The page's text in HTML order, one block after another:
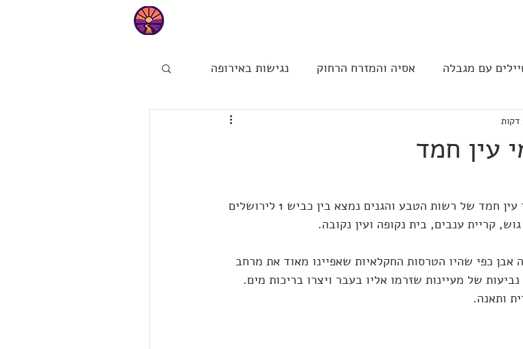
עם מגבלה אסיה והמזרח הרחוק נגישות באירופה
נגישות בבתי מלון הפינה של מיכל
עין חמד
קודם כל למי של מכיר או מכירה, גן לאומי עין חמד של רשות הטבע והגנים נמצא בין כביש 1 לירושלים
קריית ענבים, בית נקופה ועין נקובה.
אבן כפי שהיו הטרסות החקלאיות שאפיינו מאוד את מרחב
של מעיינות שזרמו אליו בעבר ויצרו בריכות מים.
ותאנה.